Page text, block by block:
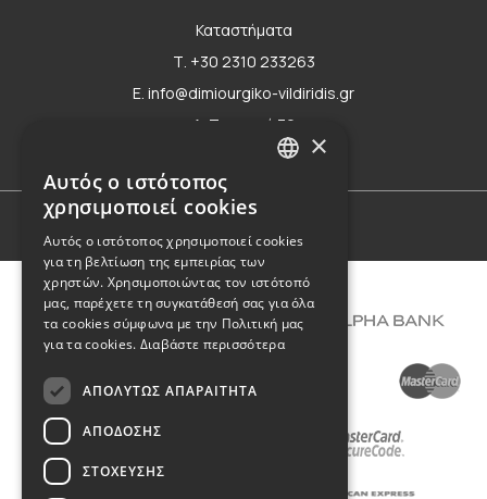
Καταστήματα
Τ. +30 2310 233263
E. info@dimiourgiko-vildiridis.gr
Δ. Τσιμισκή 70
Φόρμα επικοινωνίας×
Αυτός ο ιστότοπος
χρησιμοποιεί cookies
Αυτός ο ιστότοπος χρησιμοποιεί cookies
για τη βελτίωση της εμπειρίας των
χρηστών. Χρησιμοποιώντας τον ιστότοπό
μας, παρέχετε τη συγκατάθεσή σας για όλα
τα cookies σύμφωνα με την Πολιτική μας
για τα cookies. Διαβάστε περισσότερα
ΑΠΟΛΎΤΩΣ ΑΠΑΡΑΊΤΗΤΑ
ΑΠΌΔΟΣΗΣ
ΣΤΌΧΕΥΣΗΣ